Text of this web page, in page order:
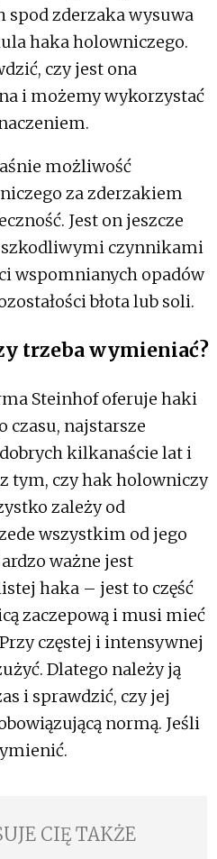
spod zderzaka wysuwa
haka holowniczego.
czy jest ona
i możemy wykorzystać
możliwość
za zderzakiem
Jest on jeszcze
czynnikami
wspomnianych opadów
błota lub soli.
trzeba wymieniać?
Steinhof oferuje haki
czasu, najstarsze
kilkanaście lat i
tym, czy hak holowniczy
zależy od
wszystkim od jego
ważne jest
haka – jest to część
zaczepową i musi mieć
częstej i intensywnej
Dlatego należy ją
i sprawdzić, czy jej
normą. Jeśli
CIĘ TAKŻE